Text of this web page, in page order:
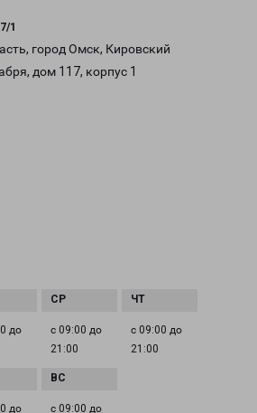
1
город Омск, Кировский
дом 117, корпус 1
до
с 09:00 до
21:00
с 09:00 до
21:00
до с 09:00 до